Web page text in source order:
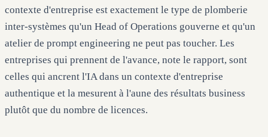
contexte d'entreprise est exactement le type de plomberie
inter-systèmes qu'un Head of Operations gouverne et qu'un
atelier de prompt engineering ne peut pas toucher. Les
entreprises qui prennent de l'avance, note le rapport, sont
celles qui ancrent l'IA dans un contexte d'entreprise
authentique et la mesurent à l'aune des résultats business
plutôt que du nombre de licences.